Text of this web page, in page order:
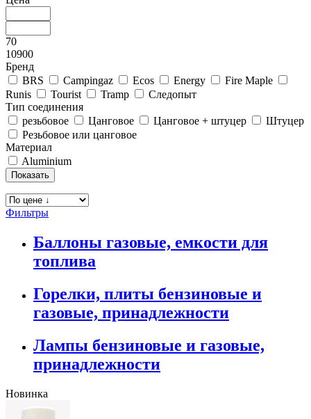
70
10900
Бренд
BRS
Campingaz Ecos Energy
Fire Maple
Runis
Tourist Tramp
Следопыт
Тип соединения
резьбовое
Цанговое Цанговое + штуцер
Штуцер
Резьбовое или цанговое
Материал
Aluminium
Фильтры
Баллоны газовые, емкости для
топлива
Горелки, плиты бензиновые и
газовые, принадлежности
Лампы бензиновые и газовые,
принадлежности
Новинка